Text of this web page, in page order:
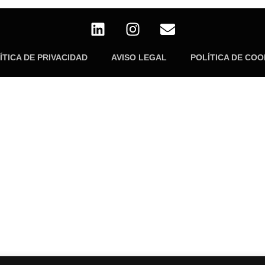
DE PRIVACIDAD AVISO LEGAL POLÍTICA DE